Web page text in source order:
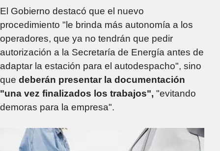
El Gobierno destacó que el nuevo
procedimiento "le brinda más autonomía a los
operadores, que ya no tendrán que pedir
autorización a la Secretaría de Energía antes de
adaptar la estación para el autodespacho", sino
que deberán presentar la documentación
"una vez finalizados los trabajos", "evitando
demoras para la empresa".